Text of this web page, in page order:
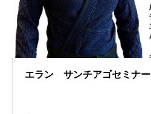
エラン サンチアゴセミナー